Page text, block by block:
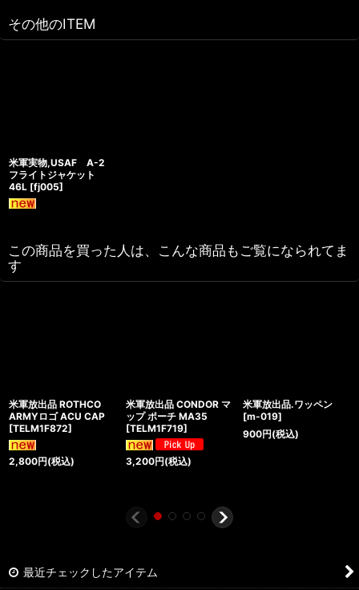
その他のITEM
米軍実物,USAF A-2
フライトジャケット
46L [fj005]
この商品を買った人は、こんな商品もご覧になられてま
す
米軍放出品 ROTHCO
ARMYロゴ ACU CAP
[TELM1F872]
2,800円(税込)
米軍放出品 CONDOR マ
ップ ポーチ MA35
[TELM1F719]
3,200円(税込)
米軍放出品.ワッペン
[m-019]
900円(税込)
最近チェックしたアイテム